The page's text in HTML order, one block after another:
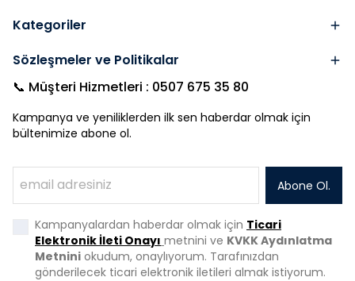
Kategoriler
Sözleşmeler ve Politikalar
📞 Müşteri Hizmetleri : 0507 675 35 80
Kampanya ve yeniliklerden ilk sen haberdar olmak için
bültenimize abone ol.
Abone Ol.
Kampanyalardan haberdar olmak için Ticari
Elektronik İleti Onayı metnini ve KVKK Aydınlatma
Metnini okudum, onaylıyorum. Tarafınızdan
gönderilecek ticari elektronik iletileri almak istiyorum.